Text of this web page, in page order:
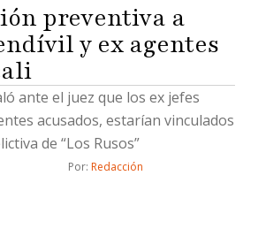
preventiva a
y ex agentes
ante el juez que los ex jefes
acusados, estarían vinculados
de “Los Rusos”
Por: Redacción